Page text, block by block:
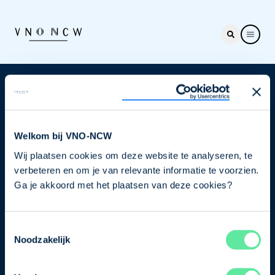
Welkom bij VNO-NCW
Wij plaatsen cookies om deze website te analyseren, te
verbeteren en om je van relevante informatie te voorzien.
Ga je akkoord met het plaatsen van deze cookies?
Noodzakelijk
Nieuwsbrief
je nu in voor de VNO-NCW nieuwsbrief.
Schrijf je in
Direct naar
Ons verhaal